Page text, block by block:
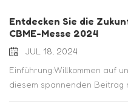
Entdecken Sie die
CBME-Messe 2024
JUL 18, 2024
Einführung:Willkommen auf
diesem spannenden Beitrag
zur CBME-Messe (Children-